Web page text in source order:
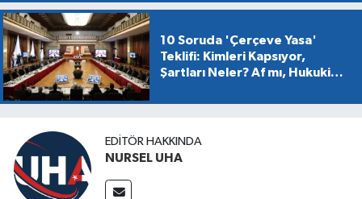
10 Soruda 'Çerçeve Yasa'
Teklifi: Kimleri Kapsıyor,
Şartları Neler? Af mı, Hukuki
EDITÖR HAKKINDA
NURSEL UHA